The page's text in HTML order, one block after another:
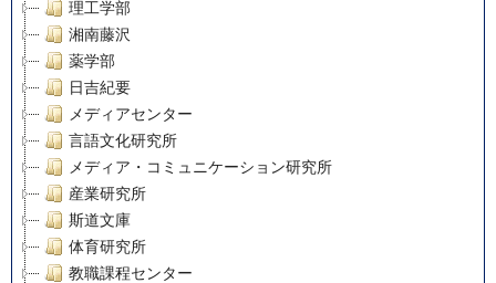
理工学部
湘南藤沢
薬学部
日吉紀要
メディアセンター
言語文化研究所
メディア・コミュニケーション研究所
産業研究所
斯道文庫
体育研究所
教職課程センター